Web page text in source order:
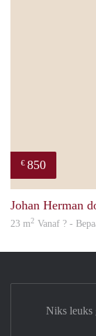
€ 850
Johan Herman
23 m2 Vanaf ? -
Niks leuks